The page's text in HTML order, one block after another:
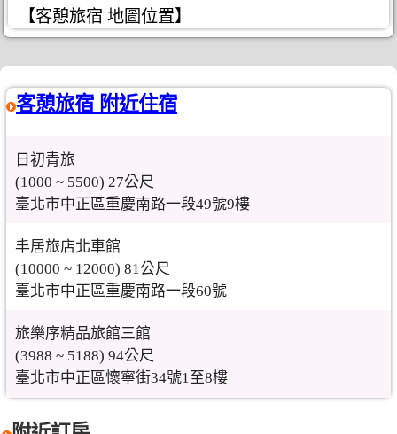
【客憩旅宿 地圖位置】
客憩旅宿 附近住宿
日初青旅
(1000 ~ 5500) 27公尺
臺北市中正區重慶南路一段49號9樓
丰居旅店北車館
(10000 ~ 12000) 81公尺
臺北市中正區重慶南路一段60號
旅樂序精品旅館三館
(3988 ~ 5188) 94公尺
臺北市中正區懷寧街34號1至8樓